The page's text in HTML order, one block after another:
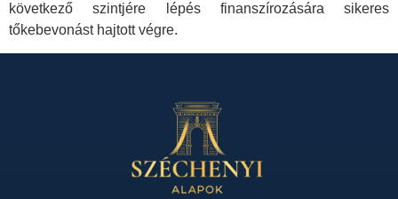
következő szintjére lépés finanszírozására sikeres
tőkebevonást hajtott végre.